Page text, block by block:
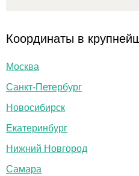
Координаты в
Москва
Санкт-Петербург
Новосибирск
Екатеринбург
Нижний Новгород
Самара